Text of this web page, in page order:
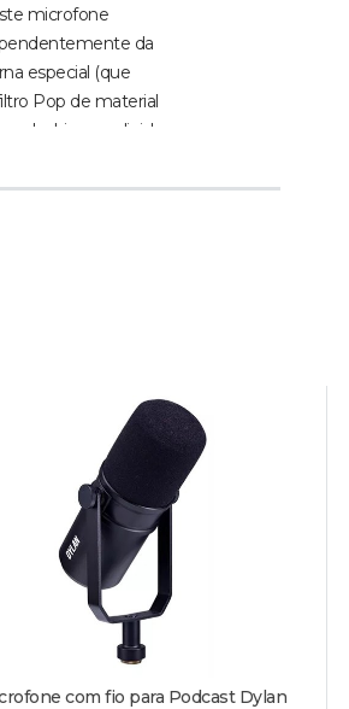
microfone
da
especial (que
Pop de material
hipercardioide
e suave. O
completo com
mV) (0 dB=1 V/Pa,
52 mm de diâmetro
com fio para Podcast Dylan